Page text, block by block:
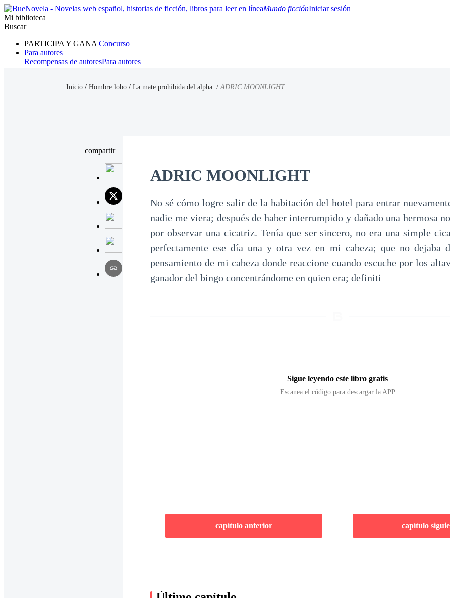
Mundo ficciónIniciar sesión
Mi biblioteca
Buscar
PARTICIPA Y GANA Concurso
Para autores
Recompensas de autoresPara autores
Ranking
Inicio / Hombre lobo / La mate prohibida del alpha. /ADRIC MOONLIGHT
compartir
ADRIC MOONLIGHT
No sé cómo logre salir de la habitación del hotel para entrar
nadie me viera; después de haber interrumpido y dañado una hermosa
por observar una cicatriz. Tenía que ser sincero, no era una simple
perfectamente ese día una y otra vez en mi cabeza; que no dejaba
pensamiento de mi cabeza donde reaccione cuando escuche por los
ganador del bingo concentrándome en quien era; definiti
Sigue leyendo este libro gratis
Escanea el código para descargar la APP
capítulo anterior capítulo